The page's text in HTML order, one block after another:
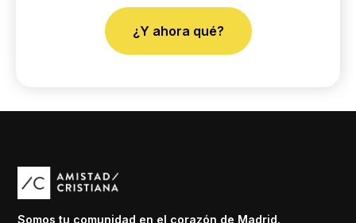
¿Y ahora qué?
Somos tu comunidad en el corazón de Madrid.